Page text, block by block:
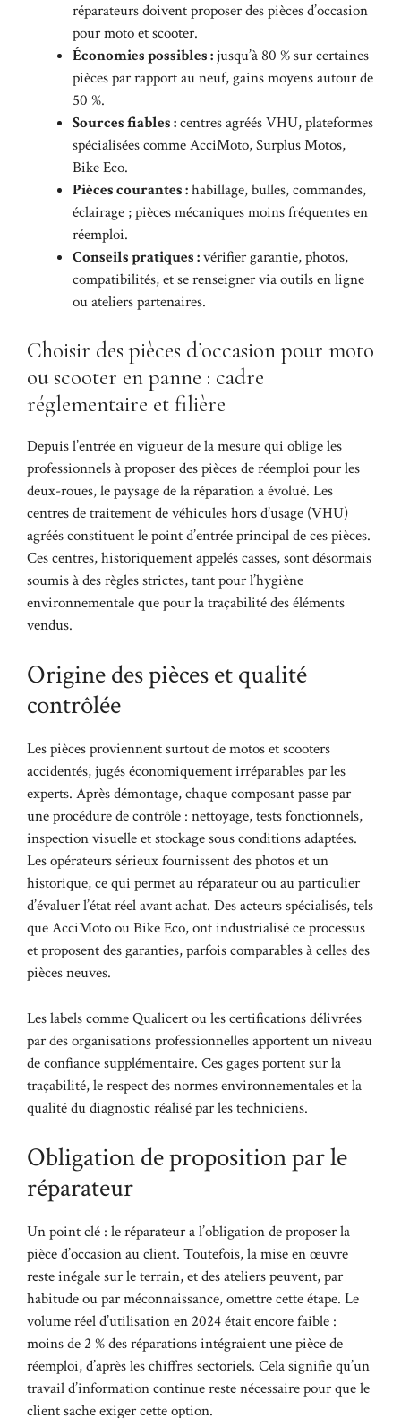
réparateurs doivent proposer des pièces d’occasion
pour moto et scooter.
Économies possibles :jusqu’à 80 % sur certaines
pièces par rapport au neuf, gains moyens autour de
50 %.
Sources fiables :centres agréés VHU, plateformes
spécialisées comme AcciMoto, Surplus Motos,
Bike Eco.
Pièces courantes :habillage, bulles, commandes,
éclairage ; pièces mécaniques moins fréquentes en
réemploi.
Conseils pratiques :vérifier garantie, photos,
compatibilités, et se renseigner via outils en ligne
ou ateliers partenaires.
Choisir des pièces d’occasion pour moto
ou scooter en panne : cadre
réglementaire et filière
Depuis l’entrée en vigueur de la mesure qui oblige les
professionnels à proposer des pièces de réemploi pour les
deux-roues, le paysage de la réparation a évolué. Les
centres de traitement de véhicules hors d’usage (VHU)
agréés constituent le point d’entrée principal de ces pièces.
Ces centres, historiquement appelés casses, sont désormais
soumis à des règles strictes, tant pour l’hygiène
environnementale que pour la traçabilité des éléments
vendus.
Origine des pièces et qualité
contrôlée
Les pièces proviennent surtout de motos et scooters
accidentés, jugés économiquement irréparables par les
experts. Après démontage, chaque composant passe par
une procédure de contrôle : nettoyage, tests fonctionnels,
inspection visuelle et stockage sous conditions adaptées.
Les opérateurs sérieux fournissent des photos et un
historique, ce qui permet au réparateur ou au particulier
d’évaluer l’état réel avant achat. Des acteurs spécialisés, tels
queAcciMotoouBike Eco, ont industrialisé ce processus
et proposent des garanties, parfois comparables à celles des
pièces neuves.
Les labels comme Qualicert ou les certifications délivrées
par des organisations professionnelles apportent un niveau
de confiance supplémentaire. Ces gages portent sur la
traçabilité, le respect des normes environnementales et la
qualité du diagnostic réalisé par les techniciens.
Obligation de proposition par le
réparateur
Un point clé : le réparateur a l’obligation de proposer la
pièce d’occasion au client. Toutefois, la mise en œuvre
reste inégale sur le terrain, et des ateliers peuvent, par
habitude ou par méconnaissance, omettre cette étape. Le
volume réel d’utilisation en 2024 était encore faible :
moins de 2 % des réparations intégraient une pièce de
réemploi, d’après les chiffres sectoriels. Cela signifie qu’un
travail d’information continue reste nécessaire pour que le
client sache exiger cette option.